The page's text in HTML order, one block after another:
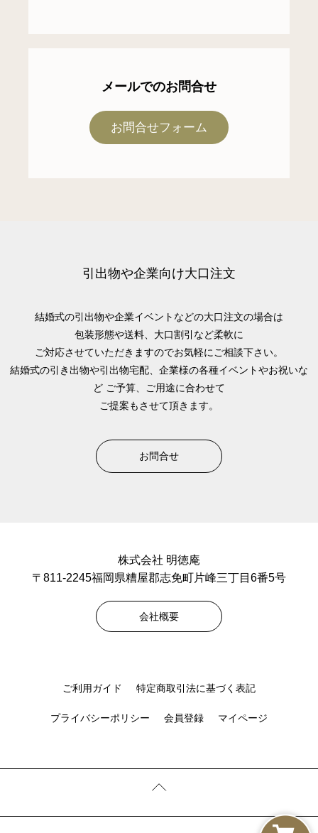
メールでのお問合せ
お問合せフォーム
引出物や企業向け大口注文
結婚式の引出物や企業イベントなどの大口注文の場合は
包装形態や送料、大口割引など柔軟に
ご対応させていただきますのでお気軽にご相談下さい。
結婚式の引き出物や引出物宅配、企業様の各種イベントやお祝いな
ど ご予算、ご用途に合わせて
ご提案もさせて頂きます。
お問合せ
株式会社 明徳庵
〒811-2245福岡県糟屋郡志免町片峰三丁目6番5号
会社概要
ご利用ガイド 特定商取引法に基づく表記
プライバシーポリシー 会員登録 マイページ